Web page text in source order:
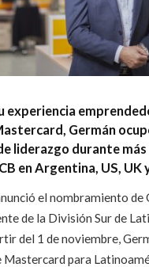
experiencia
Germán
liderazgo durante más
en Argentina, US, UK
el nombramiento de
de la División Sur de
del 1 de noviembre,
Mastercard para